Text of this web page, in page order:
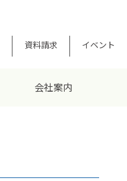
資料請求 イベント
会社案内